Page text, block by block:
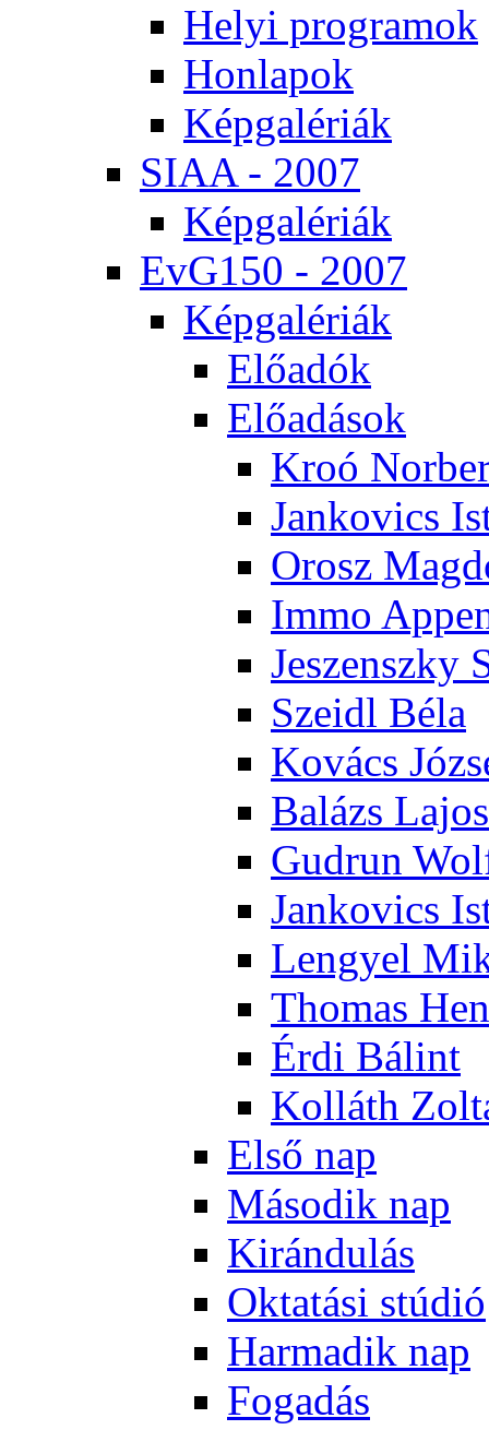
He­lyi prog­ra­mok
Hon­la­pok
Kép­ga­lé­ri­ák
SI­AA - 2007
Kép­ga­lé­ri­ák
EvG150 - 2007
Kép­ga­lé­ri­ák
Elő­adók
Elő­adá­sok
Kroó
Jan­ko­vics
Orosz
Im­mo
Je­szensz­ky
Szeidl Bé­la
Ko­vács
Ba­lázs La­jos
Gud­run
Jan­ko­vics
Len­gyel
Tho­mas
Ér­di Bá­lint
Kol­láth
El­ső nap
Má­so­dik nap
Ki­rán­du­lás
Ok­ta­tá­si stú­dió
Har­ma­dik nap
Fo­ga­dás